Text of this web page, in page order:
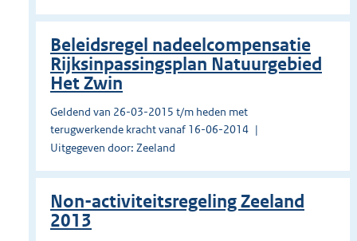
Beleidsregel nadeelcompensatie
Rijksinpassingsplan Natuurgebied
Het Zwin
Geldend van 26-03-2015 t/m heden met
terugwerkende kracht vanaf 16-06-2014
Uitgegeven door: Zeeland
Non-activiteitsregeling Zeeland
2013